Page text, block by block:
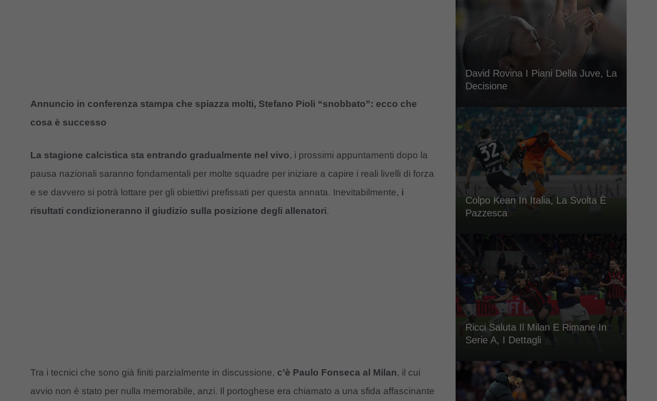
Annuncio in conferenza stampa che spiazza molti, Stefano Pioli “snobbato”: ecco che
cosa è successo
La stagione calcistica sta entrando gradualmente nel vivo, i prossimi appuntamenti dopo la
pausa nazionali saranno fondamentali per molte squadre per iniziare a capire i reali livelli di forza
e se davvero si potrà lottare per gli obiettivi prefissati per questa annata. Inevitabilmente, i
risultati condizioneranno il giudizio sulla posizione degli allenatori.
Tra i tecnici che sono già finiti parzialmente in discussione, c’è Paulo Fonseca al Milan, il cui
avvio non è stato per nulla memorabile, anzi. Il portoghese era chiamato a una sfida affascinante
David Rovina I Piani Della Juve, La
Decisione
Colpo Kean In Italia, La Svolta È
Pazzesca
Ricci Saluta Il Milan E Rimane In
Serie A, I Dettagli